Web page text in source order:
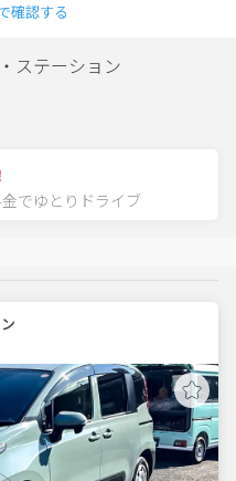
確認する
ステーション
でゆとりドライブ